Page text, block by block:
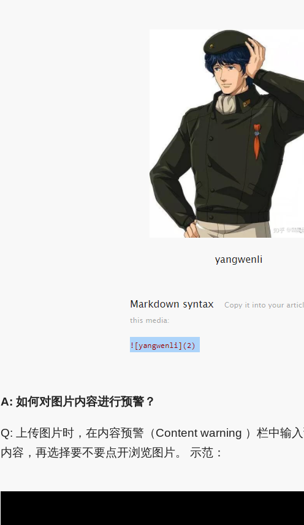
A: 如何对图片内容进行预警？
Q: 上传图片时，在内容预警（Content warning ）栏中输
内容，再选择要不要点开浏览图片。 示范：